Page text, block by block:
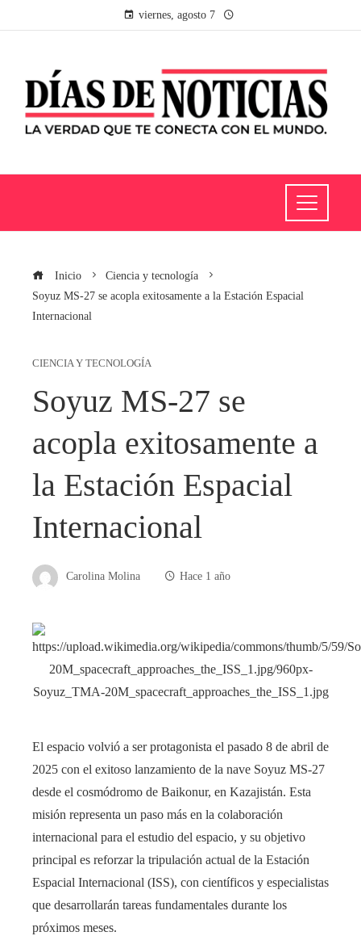
viernes, agosto 7
Inicio
Ciencia y tecnología
Soyuz MS-27 se acopla exitosamente a la Estación Espacial
Internacional
CIENCIA Y TECNOLOGÍA
Soyuz MS-27 se
acopla exitosamente a
la Estación Espacial
Internacional
Carolina Molina Hace 1 año
El espacio volvió a ser protagonista el pasado 8 de abril de
2025 con el exitoso lanzamiento de la nave Soyuz MS-27
desde el cosmódromo de Baikonur, en Kazajistán. Esta
misión representa un paso más en la colaboración
internacional para el estudio del espacio, y su objetivo
principal es reforzar la tripulación actual de la Estación
Espacial Internacional (ISS), con científicos y especialistas
que desarrollarán tareas fundamentales durante los
próximos meses.